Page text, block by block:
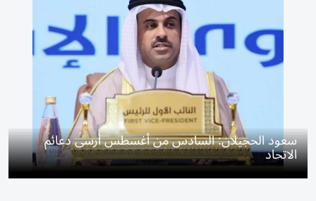
سعود الحجيلان: السادس من أغسطس أرسى دعائم
الاتحاد